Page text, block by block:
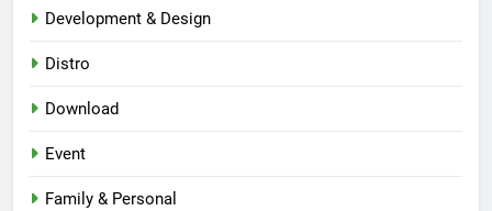
Development & Design
Distro
Download
Event
Family & Personal